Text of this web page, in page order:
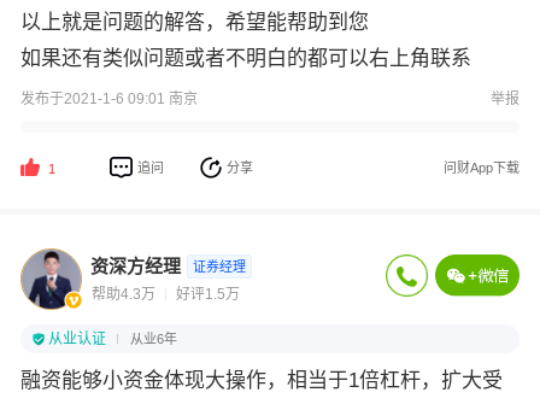
以上就是问题的解答，希望能帮助到您
如果还有类似问题或者不明白的都可以右上角联系
发布于2021-1-6 09:01 南京 举报
1 追问 分享 问财App下载
资深方经理 证券经理
帮助4.3万 好评1.5万
从业认证 从业6年
融资能够小资金体现大操作，相当于1倍杠杆，扩大受